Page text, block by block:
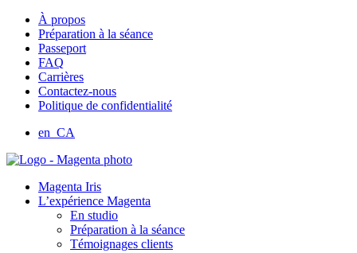
À propos
Préparation à la séance
Passeport
FAQ
Carrières
Contactez-nous
Politique de confidentialité
en_CA
Magenta Iris
L’expérience Magenta
En studio
Préparation à la séance
Témoignages clients